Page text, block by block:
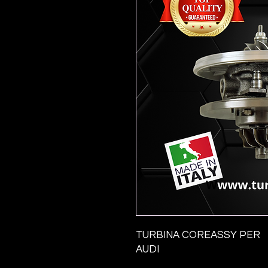
TURBINA COREASSY PER
AUDI